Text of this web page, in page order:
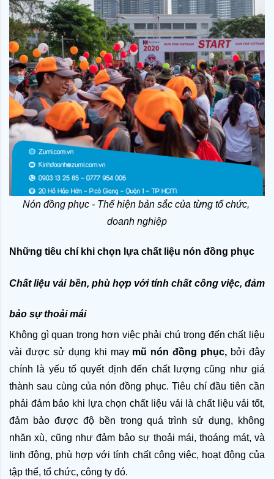
Nón đồng phục - Thể hiện bản sắc của từng tổ chức,
doanh nghiệp
Những tiêu chí khi chọn lựa chất liệu nón đồng phục
Chất liệu vải bền, phù hợp với tính chất công việc, đảm
bảo sự thoải mái
Không gì quan trọng hơn việc phải chú trọng đến chất liệu
vải được sử dụng khi may mũ nón đồng phục, bởi đây
chính là yếu tố quyết định đến chất lượng cũng như giá
thành sau cùng của nón đồng phục. Tiêu chí đầu tiên cần
phải đảm bảo khi lựa chọn chất liệu vải là chất liệu vải tốt,
đảm bảo được độ bền trong quá trình sử dụng, không
nhăn xù, cũng như đảm bảo sự thoải mái, thoáng mát, và
linh động, phù hợp với tính chất công việc, hoạt động của
tập thể, tổ chức, công ty đó.